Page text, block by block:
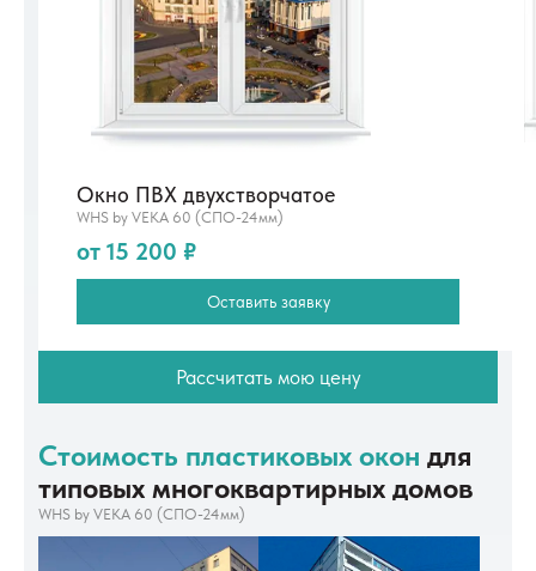
Окно ПВХ двухстворчатое
WHS by VEKA 60 (СПО-24мм)
от 15 200 ₽
Оставить заявку
Рассчитать мою цену
Стоимость пластиковых окон для
типовых многоквартирных домов
WHS by VEKA 60 (СПО-24мм)